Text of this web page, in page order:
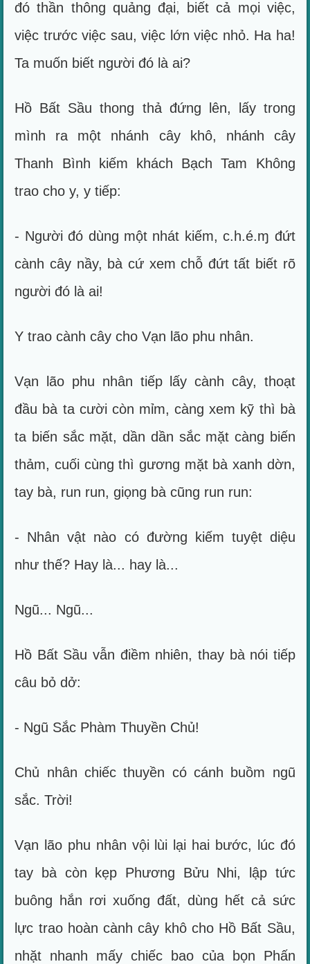
đó thần thông quảng đại, biết cả mọi việc,
việc trước việc sau, việc lớn việc nhỏ. Ha ha!
Ta muốn biết người đó là ai?
Hồ Bất Sầu thong thả đứng lên, lấy trong
mình ra một nhánh cây khô, nhánh cây
Thanh Bình kiếm khách Bạch Tam Không
trao cho y, y tiếp:
- Người đó dùng một nhát kiếm, c.h.é.ɱ đứt
cành cây nầy, bà cứ xem chỗ đứt tất biết rõ
người đó là ai!
Y trao cành cây cho Vạn lão phu nhân.
Vạn lão phu nhân tiếp lấy cành cây, thoạt
đầu bà ta cười còn mỉm, càng xem kỹ thì bà
ta biến sắc mặt, dần dần sắc mặt càng biến
thảm, cuối cùng thì gương mặt bà xanh dờn,
tay bà, run run, giọng bà cũng run run:
- Nhân vật nào có đường kiếm tuyệt diệu
như thế? Hay là... hay là...
Ngũ... Ngũ...
Hồ Bất Sầu vẫn điềm nhiên, thay bà nói tiếp
câu bỏ dở:
- Ngũ Sắc Phàm Thuyền Chủ!
Chủ nhân chiếc thuyền có cánh buồm ngũ
sắc. Trời!
Vạn lão phu nhân vội lùi lại hai bước, lúc đó
tay bà còn kẹp Phương Bửu Nhi, lập tức
buông hắn rơi xuống đất, dùng hết cả sức
lực trao hoàn cành cây khô cho Hồ Bất Sầu,
nhặt nhanh mấy chiếc bao của bọn Phấn